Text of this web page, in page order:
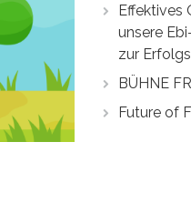
Effektives
unsere
zur
BÜHNE
Future of